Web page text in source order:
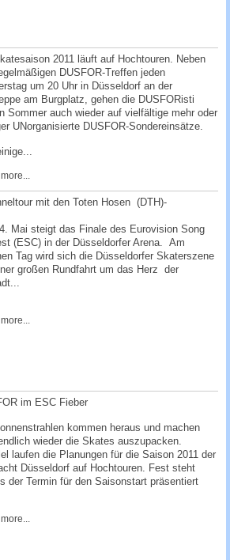
2011 läuft auf Hochtouren. Neben
DUSFOR-Treffen jeden
um 20 Uhr in Düsseldorf an der
am Burgplatz, gehen die DUSFORisti
Sommer auch wieder auf vielfältige mehr oder
UNorganisierte DUSFOR-Sondereinsätze.
mit den Toten Hosen (DTH)-
Mai steigt das Finale des Eurovision Song
(ESC) in der Düsseldorfer Arena. Am
Tag wird sich die Düsseldorfer Skaterszene
großen Rundfahrt um das Herz der
im ESC Fieber
kommen heraus und machen
wieder die Skates auszupacken.
laufen die Planungen für die Saison 2011 der
Düsseldorf auf Hochtouren. Fest steht
der Termin für den Saisonstart präsentiert